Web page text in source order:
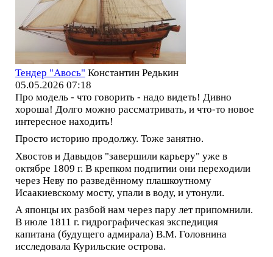
Тендер "Авось" Константин Редькин
05.05.2026 07:18
Про модель - что говорить - надо видеть! Дивно
хороша! Долго можно рассматривать, и что-то новое
интересное находить!
Просто историю продолжу. Тоже занятно.
Хвостов и Давыдов "завершили карьеру" уже в
октябре 1809 г. В крепком подпитии они переходили
через Неву по разведённому плашкоутному
Исаакиевскому мосту, упали в воду, и утонули.
А японцы их разбой нам через пару лет припомнили.
В июле 1811 г. гидрографическая экспедиция
капитана (будущего адмирала) В.М. Головнина
исследовала Курильские острова.